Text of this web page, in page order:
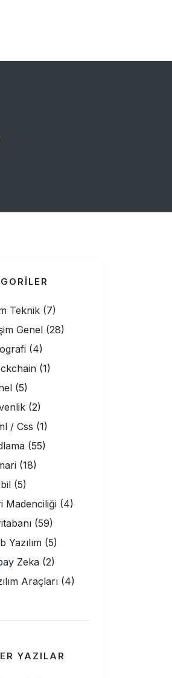
Teknik (7)
Genel (28)
(4)
(1)
(5)
(2)
/ Css (1)
(55)
(18)
(5)
Madenciliği (4)
(59)
Yazılım (5)
Zeka (2)
Araçları (4)
YAZILAR